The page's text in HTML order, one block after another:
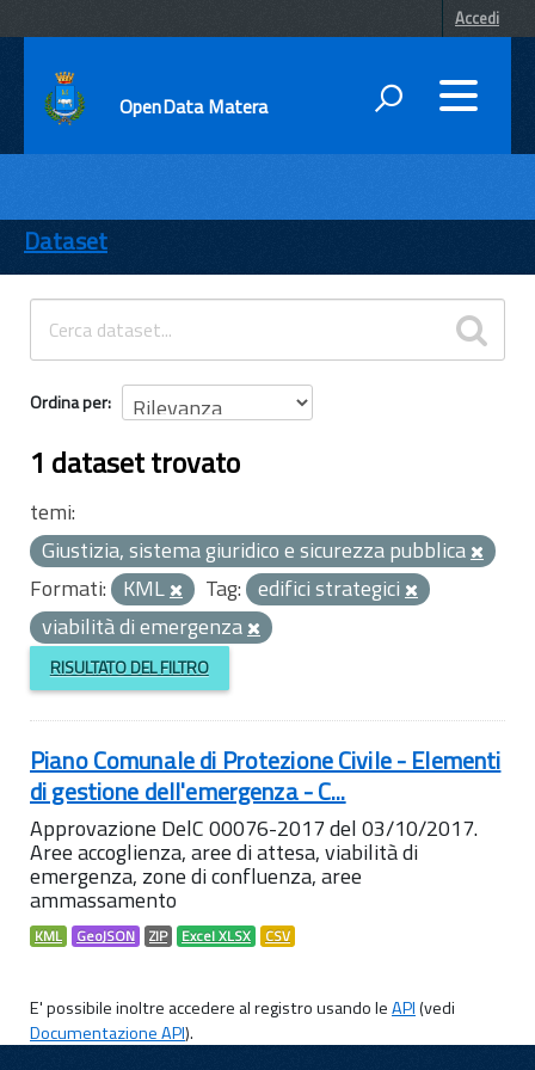
Accedi
OpenData Matera
ENTI
TEMI
INFORMAZIONI
Dataset
Ordina per
1 dataset trovato
temi:
Giustizia, sistema giuridico e sicurezza pubblica
Formati: KML Tag: edifici strategici
viabilità di emergenza
RISULTATO DEL FILTRO
Piano Comunale di Protezione Civile - Elementi
di gestione dell'emergenza - C...
Approvazione DelC 00076-2017 del 03/10/2017.
Aree accoglienza, aree di attesa, viabilità di
emergenza, zone di confluenza, aree
ammassamento
KML GeoJSON ZIP Excel XLSX CSV
E' possibile inoltre accedere al registro usando leAPI(vedi
Documentazione API).